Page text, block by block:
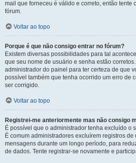
mail que forneceu é válido e correto, então tente
fórum.
Voltar ao topo
Porque é que não consigo entrar no fórum?
Existem diversas possibilidades para tal
que seu nome de usuário e senha estão
administrador do painel para ter certeza de que
possível também que tenha ocorrido um erro de
ser corrigido.
Voltar ao topo
Registrei-me anteriormente mas não consigo
É possível que o administrador tenha excluído o
É comum administradores excluírem registros
mensagens durante um longo período, para
de dados. Tente registrar-se novamente e